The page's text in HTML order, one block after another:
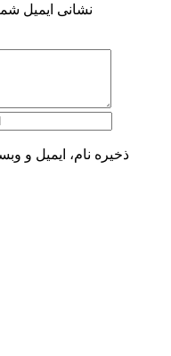
نشانی ایمیل
ذخیره نام، ایمیل و